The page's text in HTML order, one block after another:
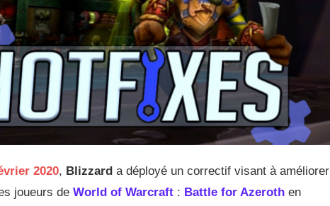
2020, Blizzard a déployé un correctif visant à améliorer
joueurs de World of Warcraft : Battle for Azeroth en